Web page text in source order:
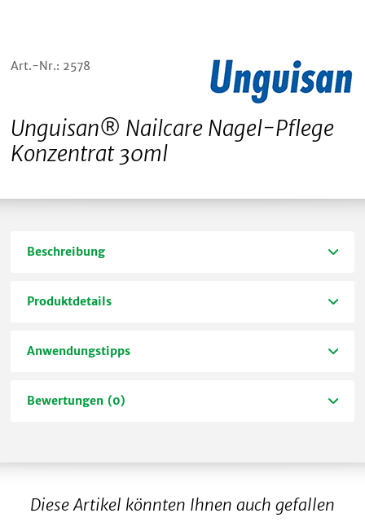
Art.-Nr.: 2578
Unguisan® Nailcare Nagel-Pflege
Konzentrat 30ml
Beschreibung
Produktdetails
Anwendungstipps
Bewertungen (0)
Diese Artikel könnten Ihnen auch gefallen